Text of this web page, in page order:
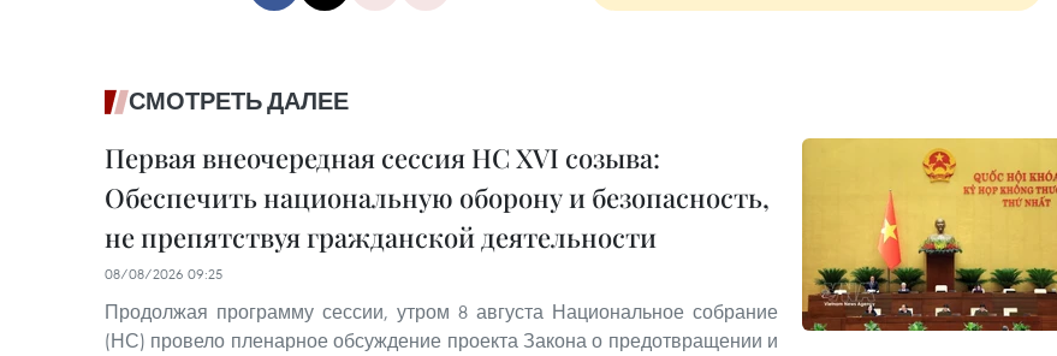
СМОТРЕТЬ ДАЛЕЕ
Первая внеочередная сессия НС XVI созыва:
Обеспечить национальную оборону и безопасность,
не препятствуя гражданской деятельности
08/08/2026 09:25
Продолжая программу сессии, утром 8 августа Национальное собрание
(НС) провело пленарное обсуждение проекта Закона о предотвращении и